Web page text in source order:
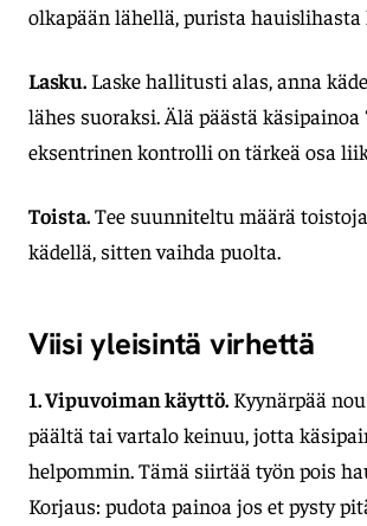
olkapään lähellä, purista hauislihasta
Lasku. Laske hallitusti alas, anna
lähes suoraksi. Älä päästä käsipainoa
eksentrinen kontrolli on tärkeä osa
Toista.Tee suunniteltu määrä
kädellä, sitten vaihda puolta.
Viisi yleisintä virhettä
1. Vipuvoiman käyttö. Kyynärpää
päältä tai vartalo keinuu, jotta
helpommin. Tämä siirtää työn pois
Korjaus: pudota painoa jos et pysty